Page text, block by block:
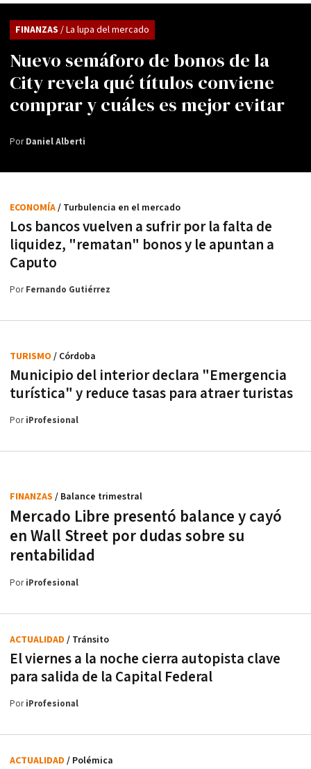
Nuevo semáforo de bonos de la
City revela qué títulos conviene
comprar y cuáles es mejor evitar
FINANZAS / La lupa del mercado
PorDaniel Alberti
Los bancos vuelven a sufrir por la falta de
liquidez, "rematan" bonos y le apuntan a
Caputo
ECONOMÍA/ Turbulencia en el mercado
PorFernando Gutiérrez
Municipio del interior declara "Emergencia
turística" y reduce tasas para atraer turistas
TURISMO / Córdoba
PoriProfesional
Mercado Libre presentó balance y cayó
en Wall Street por dudas sobre su
rentabilidad
FINANZAS / Balance trimestral
PoriProfesional
El viernes a la noche cierra autopista clave
para salida de la Capital Federal
ACTUALIDAD / Tránsito
PoriProfesional
ACTUALIDAD / Polémica